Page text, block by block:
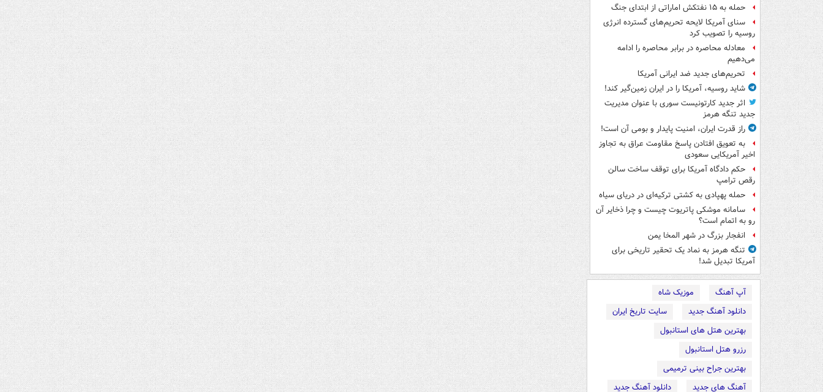
حمله به ۱۵ نفتکش‌ اماراتی از ابتدای جنگ
سنای آمریکا لایحه تحریم‌های گسترده انرژی
روسیه را تصویب کرد
معادله محاصره در برابر محاصره را ادامه
می‌دهیم
تحریم‌های جدید ضد ایرانی آمریکا
شاید روسیه، آمریکا را در ایران زمین‌گیر کند!
اثر جدید کارتونیست سوری با عنوان مدیریت
جدید تنگه هرمز
راز قدرت ایران، امنیت پایدار و بومی آن است!
به تعویق افتادن پاسخ مقاومت عراق به تجاوز
اخیر آمریکایی سعودی
حکم دادگاه آمریکا برای توقف ساخت سالن
رقص ترامپ
حمله پهپادی به کشتی ترکیه‌ای در دریای سیاه
سامانه موشکی پاتریوت چیست و چرا ذخایر آن
رو به اتمام است؟
انفجار بزرگ در شهر المخا یمن
تنگه هرمز به نماد یک تحقیر تاریخی برای
آمریکا تبدیل شد!
آپ آهنگ
موزیک شاه
دانلود آهنگ جدید
سایت تاریخ ایران
بهترین هتل های استانبول
رزرو هتل استانبول
بهترین جراح بینی ترمیمی
آهنگ های جدید
دانلود آهنگ جدید